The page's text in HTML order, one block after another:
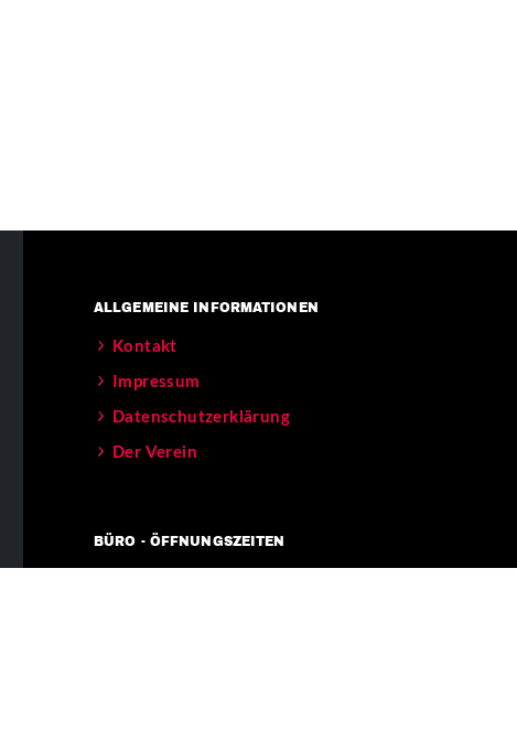
ALLGEMEINE INFORMATIONEN
Kontakt
Impressum
Datenschutzerklärung
Der Verein
BÜRO - ÖFFNUNGSZEITEN